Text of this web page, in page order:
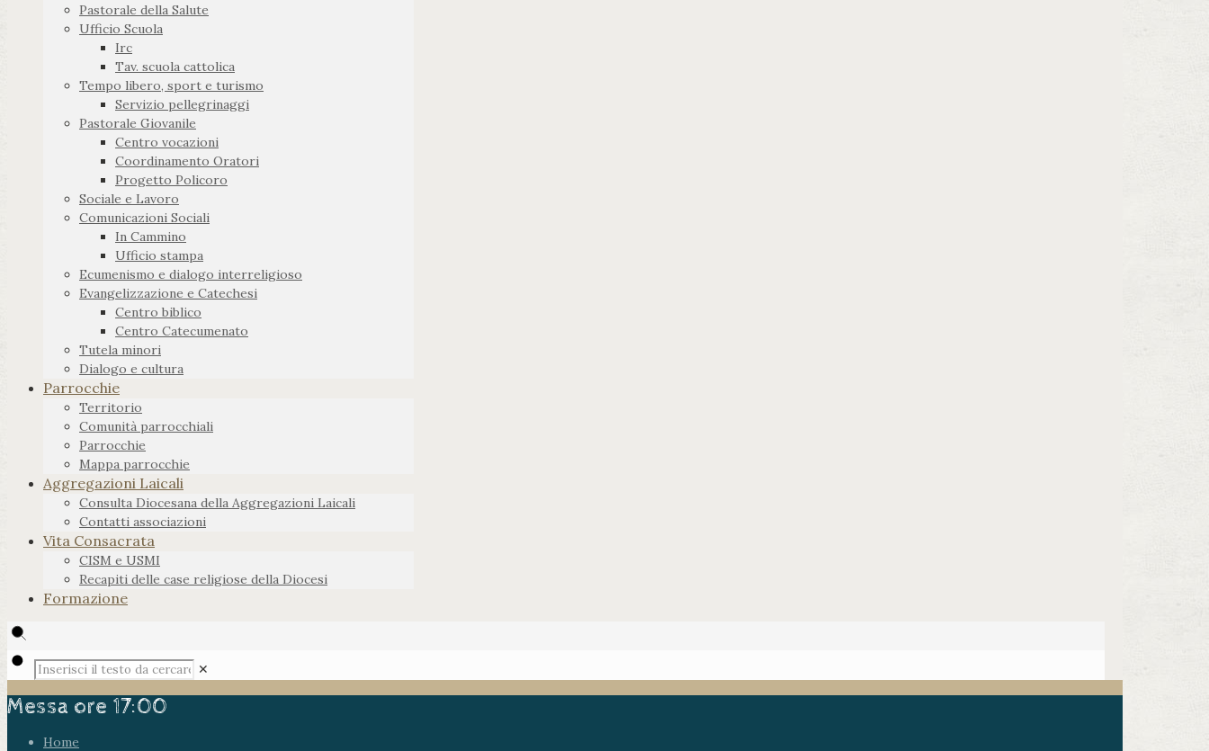
Pastorale della Salute
Ufficio Scuola
Irc
Tav. scuola cattolica
Tempo libero, sport e turismo
Servizio pellegrinaggi
Pastorale Giovanile
Centro vocazioni
Coordinamento Oratori
Progetto Policoro
Sociale e Lavoro
Comunicazioni Sociali
In Cammino
Ufficio stampa
Ecumenismo e dialogo interreligioso
Evangelizzazione e Catechesi
Centro biblico
Centro Catecumenato
Tutela minori
Dialogo e cultura
Parrocchie
Territorio
Comunità parrocchiali
Parrocchie
Mappa parrocchie
Aggregazioni Laicali
Consulta Diocesana della Aggregazioni Laicali
Contatti associazioni
Vita Consacrata
CISM e USMI
Recapiti delle case religiose della Diocesi
Formazione
✕
Messa ore 17:00
Home